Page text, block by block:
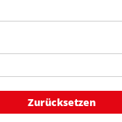
Zurücksetzen